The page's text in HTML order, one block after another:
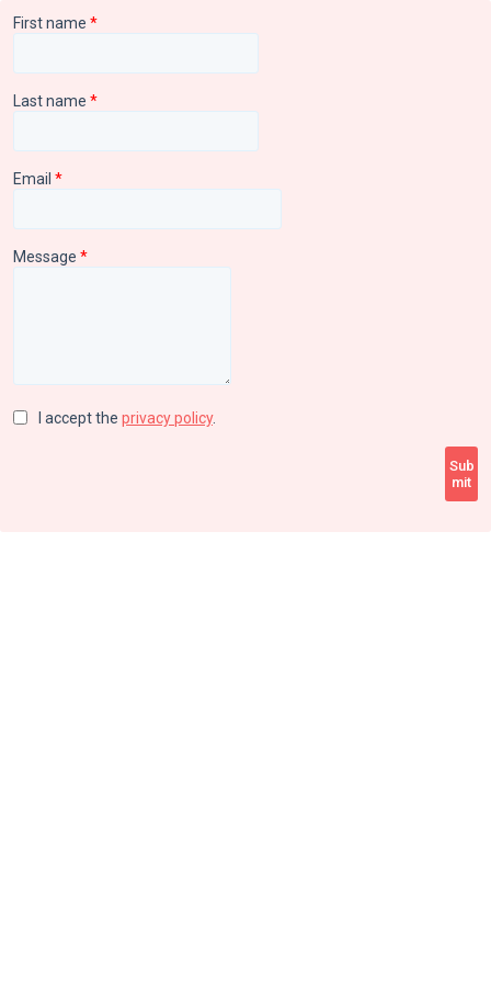
First name *
Last name *
Email *
Message *
I accept the privacy policy.
Sub
mit